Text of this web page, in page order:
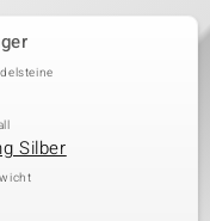
Silber